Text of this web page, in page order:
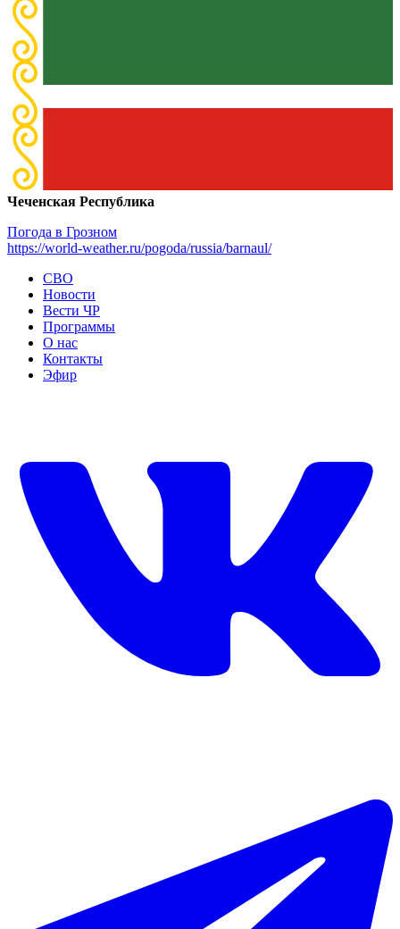
Чеченская Республика
Погода в Грозном
https://world-weather.ru/pogoda/russia/barnaul/
СВО
Новости
Вести ЧР
Программы
О нас
Контакты
Эфир